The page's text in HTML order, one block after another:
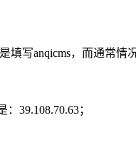
写anqicms，而通常
39.108.70.63；